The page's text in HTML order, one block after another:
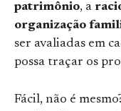
patrimônio, a
organização
ser avaliadas em
possa traçar os
Fácil, não é